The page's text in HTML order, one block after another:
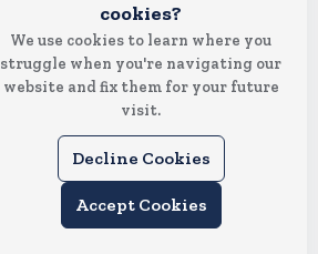
cookies?
We use cookies to learn where you
struggle when you're navigating our
website and fix them for your future
visit.
Decline Cookies
Accept Cookies